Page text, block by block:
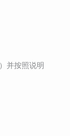
并按照说明